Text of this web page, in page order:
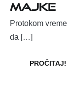
MAJKE
Protokom
da […]
PROČITAJ!